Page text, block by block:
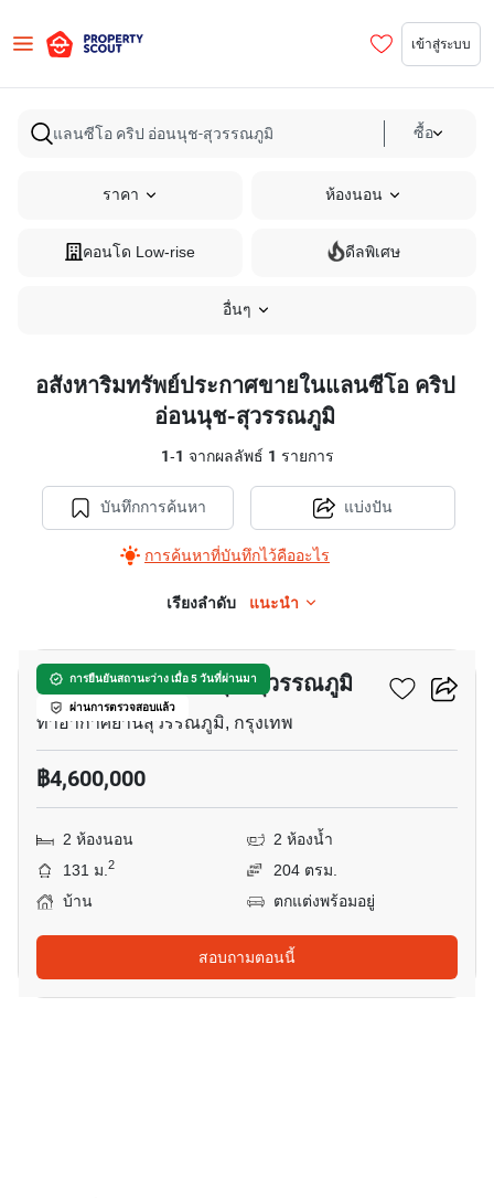
เข้าสู่ระบบ
ซื้อ
ราคา ห้องนอน
คอนโด Low-rise ดีลพิเศษ
อื่นๆ
อสังหาริมทรัพย์ประกาศขายในแลนซีโอ คริป
อ่อนนุช-สุวรรณภูมิ
1-1 จากผลลัพธ์ 1 รายการ
บันทึกการค้นหา
การค้นหาที่บันทึกไว้คืออะไร
แบ่งปัน
เรียงลำดับ แนะนำ
การยืนยันสถานะว่าง เมื่อ 5 วันที่ผ่านมา
ผ่านการตรวจสอบแล้ว
แลนซีโอ คริป อ่อนนุช-สุวรรณภูมิ
ท่าอากาศยานสุวรรณภูมิ, กรุงเทพ
฿4,600,000
2 ห้องนอน
2 ห้องน้ำ
131 ม.2
204 ตรม.
บ้าน
ตกแต่งพร้อมอยู่
สอบถามตอนนี้